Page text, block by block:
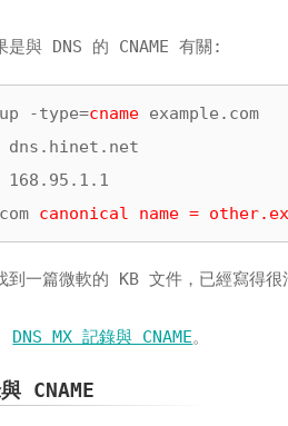
是與 DNS 的 CNAME 有關:
-type=cname example.com
dns.hinet.net
168.95.1.1
canonical name =
到一篇微軟的 KB 文件，已經寫得很
DNS MX 記錄與 CNAME。
CNAME